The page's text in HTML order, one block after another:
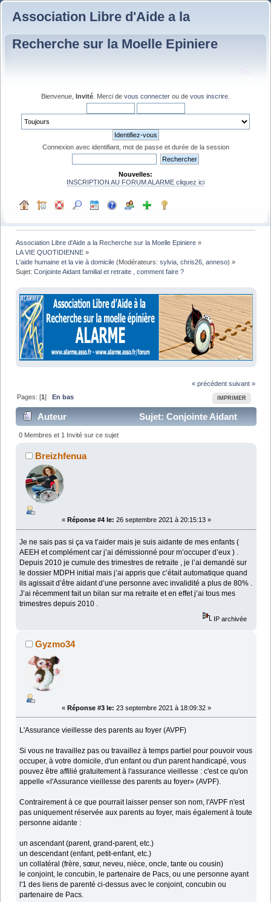
Association Libre d'Aide a la
Recherche sur la Moelle Epiniere
Bienvenue, Invité . Merci de vous connecter ou de vous inscrire
Connexion avec identifiant, mot de passe et durée de la session
Nouvelles:
INSCRIPTION AU FORUM ALARME cliquez ici
Association Libre d'Aide a la Recherche sur la Moelle Epiniere »
LA VIE QUOTIDIENNE »
L'aide humaine et la vie à domicile (Modérateurs:sylvia ,chris26 ,anneso) »
Sujet:Conjointe Aidant familial et retraite , comment faire ?
« précédent suivant »
IMPRIMER
Pages: [1] En bas
Auteur
Sujet: Conjointe Aidant
familial et retraite , comment faire ? (Lu 12929 fois)
0 Membres et 1 Invité sur ce sujet
Breizhfenua
« Réponse #4 le: 26 septembre 2021 à 20:15:13 »
Je ne sais pas si ça va t’aider mais je suis aidante de mes enfants (
AEEH et complément car j’ai démissionné pour m’occuper d’eux ) .
Depuis 2010 je cumule des trimestres de retraite , je l’ai demandé sur
le dossier MDPH initial mais j’ai appris que c’était automatique quand
ils agissait d’être aidant d’une personne avec invalidité a plus de 80% .
J’ai récemment fait un bilan sur ma retraite et en effet j’ai tous mes
trimestres depuis 2010 .
IP archivée
Gyzmo34
« Réponse #3 le: 23 septembre 2021 à 18:09:32 »
L'Assurance vieillesse des parents au foyer (AVPF)
Si vous ne travaillez pas ou travaillez à temps partiel pour pouvoir vous
occuper, à votre domicile, d'un enfant ou d'un parent handicapé, vous
pouvez être affilié gratuitement à l'assurance vieillesse : c'est ce qu'on
appelle «l'Assurance vieillesse des parents au foyer» (AVPF).
Contrairement à ce que pourrait laisser penser son nom, l'AVPF n'est
pas uniquement réservée aux parents au foyer, mais également à toute
personne aidante :
un ascendant (parent, grand-parent, etc.)
un descendant (enfant, petit-enfant, etc.)
un collatéral (frère, sœur, neveu, nièce, oncle, tante ou cousin)
le conjoint, le concubin, le partenaire de Pacs, ou une personne ayant
l'1 des liens de parenté ci-dessus avec le conjoint, concubin ou
partenaire de Pacs.